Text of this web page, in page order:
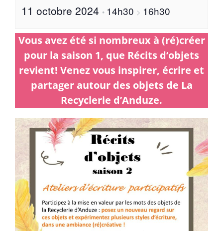
11 octobre 2024 • 14h30 > 16h30
Vous avez été si nombreux à (ré)créer
pour la saison 1, que Récits d’objets
revient! Venez vous inspirer, écrire et
partager autour des objets de La
Recyclerie d’Anduze.